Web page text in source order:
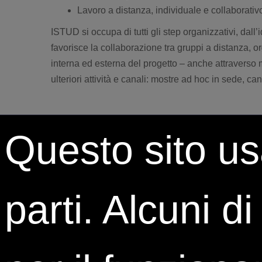
Lavoro a distanza, individuale e
ISTUD si occupa di tutti gli step organizzativi,
favorisce la collaborazione tra gruppi a distanza,
interna ed esterna del progetto – anche
ulteriori attività e canali: mostre ad hoc in sede,
Questo sito
parti. Alcuni